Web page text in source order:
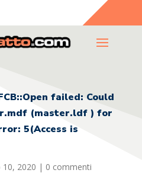
failed: Could
(master.ldf ) for
5(Access is
10, 2020 | 0 commenti